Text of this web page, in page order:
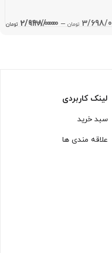
3/698/ تومان –
2/038/000 تومان 2/990/000 تومان
لینک کاربردی
سبد خرید
علاقه مندی ها